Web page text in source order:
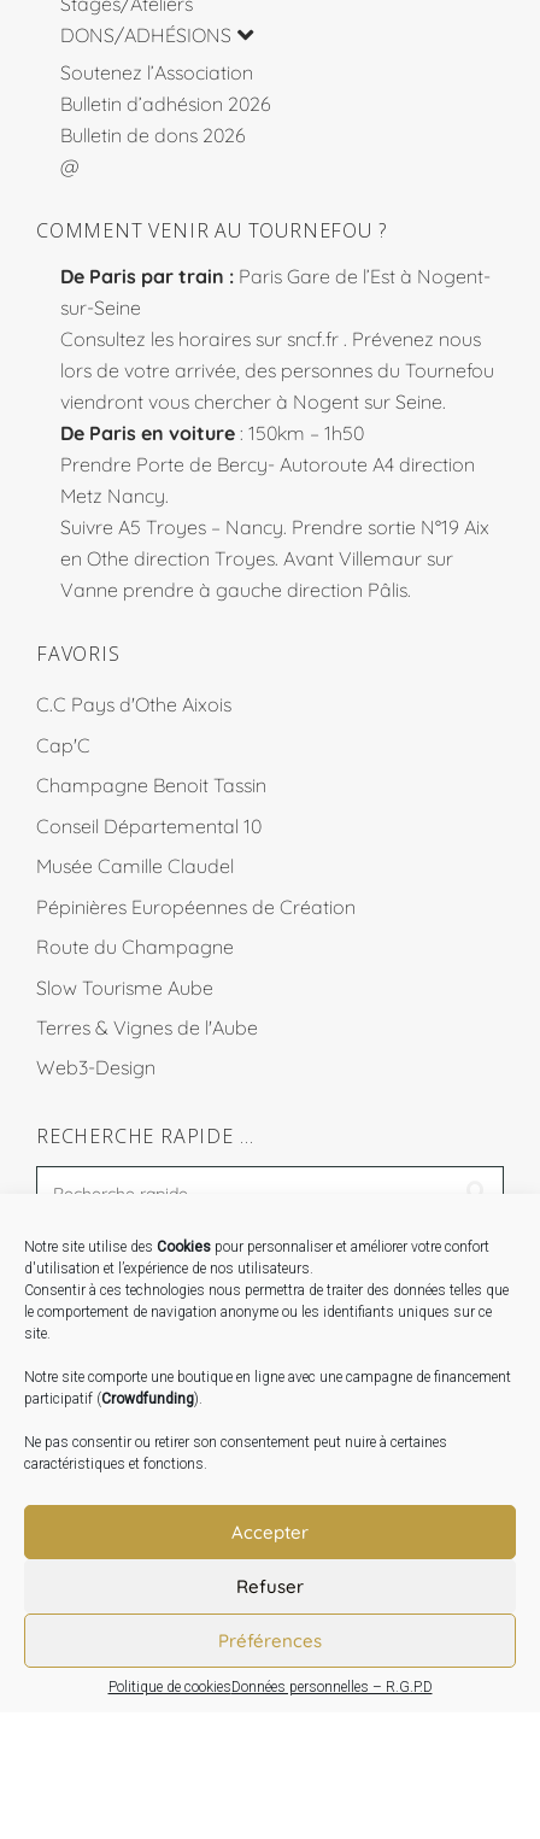
Notre site utilise des Cookies pour personnaliser et améliorer votre confort
d'utilisation et l’expérience de nos utilisateurs.
Consentir à ces technologies nous permettra de traiter des données telles que
le comportement de navigation anonyme ou les identifiants uniques sur ce
site.
Notre site comporte une boutique en ligne avec une campagne de financement
participatif (Crowdfunding).
Ne pas consentir ou retirer son consentement peut nuire à certaines
caractéristiques et fonctions.
Accepter
Refuser
Préférences
Politique de cookiesDonnées personnelles – R.G.P.D
DONS/ADHÉSIONS
Soutenez l’Association
Bulletin d’adhésion 2026
Bulletin de dons 2026
@
COMMENT VENIR AU TOURNEFOU ?
De Paris par train : Paris Gare de l’Est à Nogent-
sur-Seine
Consultez les horaires sur sncf.fr . Prévenez nous
lors de votre arrivée, des personnes du Tournefou
viendront vous chercher à Nogent sur Seine.
De Paris en voiture : 150km – 1h50
Prendre Porte de Bercy- Autoroute A4 direction
Metz Nancy.
Suivre A5 Troyes – Nancy. Prendre sortie N°19 Aix
en Othe direction Troyes. Avant Villemaur sur
Vanne prendre à gauche direction Pâlis.
FAVORIS
C.C Pays d'Othe Aixois
Cap'C
Champagne Benoit Tassin
Conseil Départemental 10
Musée Camille Claudel
Pépinières Européennes de Création
Route du Champagne
Slow Tourisme Aube
Terres & Vignes de l'Aube
Web3-Design
RECHERCHE RAPIDE …
STAGES …
Expo « Mesures de lumière » du 19 Sept au 29 Nov.
Inauguration de la Grange : Le 17 Oct. 2026
Atelier Image : L’art au service de la santé mentale –
10 Oct. 2026